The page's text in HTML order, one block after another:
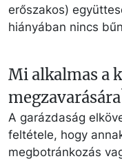
erőszakos)
hiányában nincs
Mi alkalmas a
A garázdaság
feltétele, hogy
megbotránkozás